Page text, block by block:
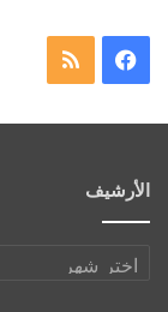
فيسبوكملخص
الأرشيف
الأرشيف